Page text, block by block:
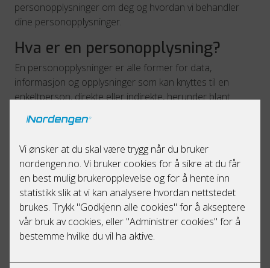
personopplysninger om deg og hvordan vi behandler
dine personopplysninger.
Hva er en personopplysning?
En personopplysninger er alle former for data,
informasjon og opplysninger som kan knyttes til en
enkeltperson, direkte eller indirekte, herunder blant
telefonnummer. I denne personvernerklæringen kan du
behandlingsansvarlig for.
Vi behandler i hovedsak opplysninger om deg i
følgende tilfeller:
Du har sendt oss en henvendelse gjennom mail,
skjema på nettsiden, på telefon eller ved 1:1
Du er kunde av oss